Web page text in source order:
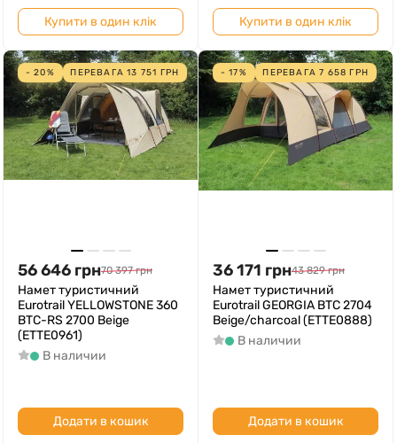
Купити в один клік Купити в один клік
- 20% ПЕРЕВАГА13 751 ГРН
56 646 грн70 397 грн
Намет туристичний
Eurotrail YELLOWSTONE 360
BTC-RS 2700 Beige
(ETTE0961)
В наличии
Додати в кошик
- 17% ПЕРЕВАГА7 658 ГРН
36 171 грн43 829 грн
Намет туристичний
Eurotrail GEORGIA BTC 2704
Beige/charcoal (ETTE0888)
В наличии
Додати в кошик